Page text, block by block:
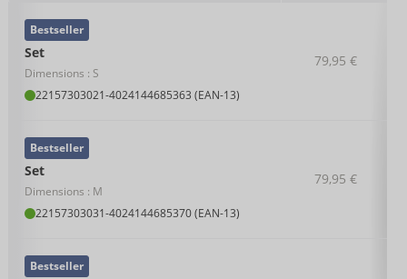
Set
Dimensions : S
22157303021-4024144685363 (EAN-13)
Bestseller
79,95 €
Set
Dimensions : M
22157303031-4024144685370 (EAN-13)
Bestseller
79,95 €
Bestseller